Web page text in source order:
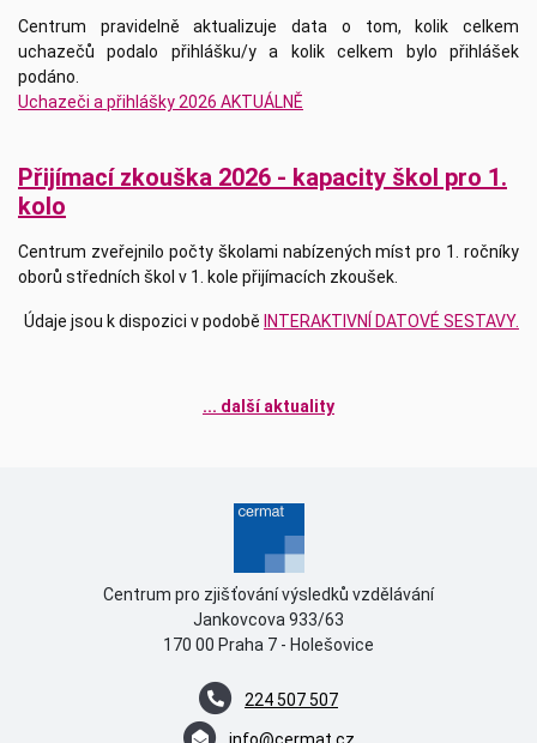
Centrum pravidelně aktualizuje data o tom, kolik celkem
uchazečů podalo přihlášku/y a kolik celkem bylo přihlášek
podáno.
Uchazeči a přihlášky 2026 AKTUÁLNĚ
Přijímací zkouška 2026 - kapacity škol pro 1.
kolo
Centrum zveřejnilo počty školami nabízených míst pro 1. ročníky
oborů středních škol v 1. kole přijímacích zkoušek.
Údaje jsou k dispozici v podobě INTERAKTIVNÍ DATOVÉ SESTAVY.
... další aktuality
Centrum pro zjišťování výsledků vzdělávání
Jankovcova 933/63
170 00 Praha 7 - Holešovice
224 507 507